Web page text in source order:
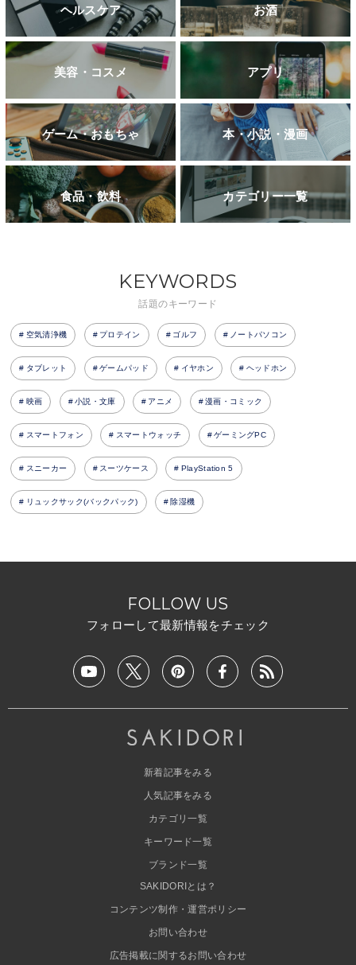
ヘルスケア お酒
美容・コスメ アプリ
ゲーム・おもちゃ 本・小説・漫画
食品・飲料 カテゴリー一覧
KEYWORDS
話題のキーワード
空気清浄機 プロテイン ゴルフ ノートパソコン
タブレット ゲームパッド イヤホン ヘッドホン
映画 小説・文庫 アニメ 漫画・コミック
スマートフォン スマートウォッチ ゲーミングPC
スニーカー スーツケース PlayStation 5
リュックサック(バックパック) 除湿機
FOLLOW US
フォローして最新情報をチェック
新着記事をみる
人気記事をみる
カテゴリ一覧
キーワード一覧
ブランド一覧
SAKIDORIとは？
コンテンツ制作・運営ポリシー
お問い合わせ
広告掲載に関するお問い合わせ